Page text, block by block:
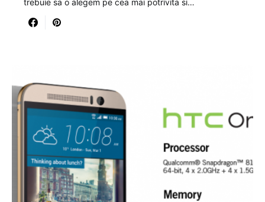
trebuie sa o alegem pe cea mai potrivita si…